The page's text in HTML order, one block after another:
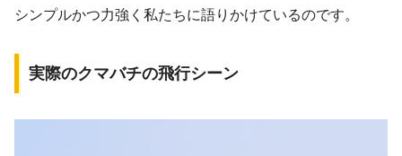
シンプルかつ力強く私たちに語りかけているのです。
実際のクマバチの飛行シーン